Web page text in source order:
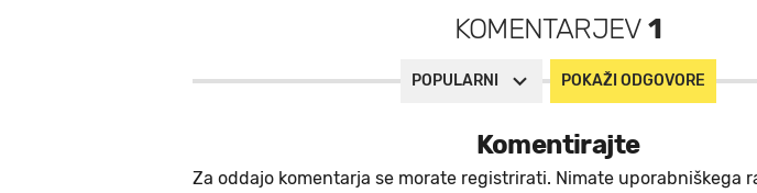
KOMENTARJEV1
POPULARNI POKAŽI ODGOVORE
Komentirajte
Za oddajo komentarja se morate registrirati. Nimate uporabniškega